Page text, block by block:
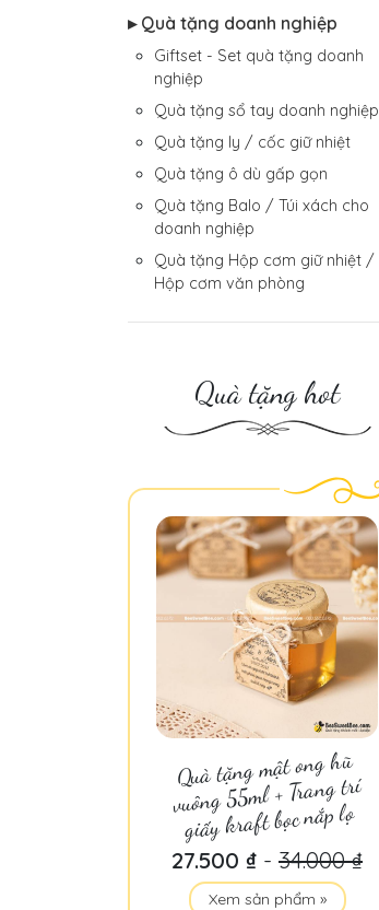
▸ Quà tặng doanh nghiệp
Giftset - Set quà tặng doanh
nghiệp
Quà tặng sổ tay doanh nghiệp
Quà tặng ly / cốc giữ nhiệt
Quà tặng ô dù gấp gọn
Quà tặng Balo / Túi xách cho
doanh nghiệp
Quà tặng Hộp cơm giữ nhiệt /
Hộp cơm văn phòng
Quà tặng hot
Quà tặng mật ong hũ
vuông 55ml + Trang trí
giấy kraft bọc nắp lọ
27.500 ₫ - 34.000 ₫
Xem sản phẩm »